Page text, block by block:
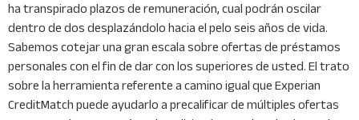
ha transpirado plazos de remuneración, cual podrán oscilar
dentro de dos desplazándolo hacia el pelo seis años de vida.
Sabemos cotejar una gran escala sobre ofertas de préstamos
personales con el fin de dar con los superiores de usted. El trato
sobre la herramienta referente a camino igual que Experian
CreditMatch puede ayudarlo a precalificar de múltiples ofertas